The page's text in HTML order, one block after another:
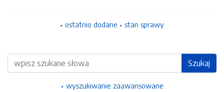
ostatnio dodane stan sprawy
Wyszukiwarka Szukaj
wyszukiwanie zaawansowane